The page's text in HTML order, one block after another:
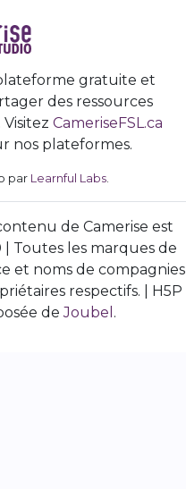
gratuite et
des ressources
CameriseFSL.ca
nos plateformes.
par Learnful Labs.
de Camerise est
| Toutes les marques de
et noms de compagnies
respectifs. | H5P
deJoubel .